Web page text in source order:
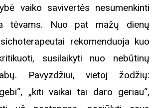
vaiko savivertės nesumenkinti
tėvams. Nuo pat mažų dienų
rekomenduoja kuo
susilaikyti nuo nebūtinų
Pavyzdžiui, vietoj žodžių:
„kiti vaikai tai daro geriau“,